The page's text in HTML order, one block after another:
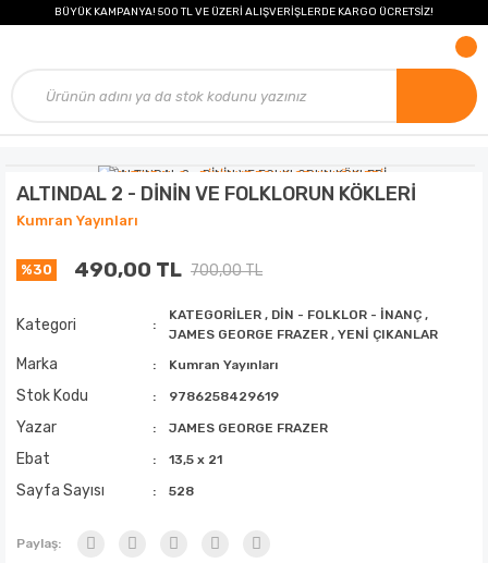
BÜYÜK KAMPANYA! 500 TL VE ÜZERİ ALIŞVERİŞLERDE KARGO ÜCRETSİZ!
ALTINDAL 2 - DİNİN VE FOLKLORUN KÖKLERİ
Kumran Yayınları
%30 490,00 TL 700,00 TL
Kategori
KATEGORİLER , DİN - FOLKLOR - İNANÇ ,
JAMES GEORGE FRAZER ,YENİ ÇIKANLAR
Marka Kumran Yayınları
Stok Kodu 9786258429619
Yazar JAMES GEORGE FRAZER
Ebat 13,5 x 21
Sayfa Sayısı 528
Paylaş: